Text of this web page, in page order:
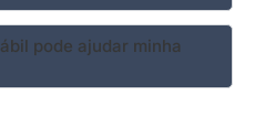
pode ajudar minha